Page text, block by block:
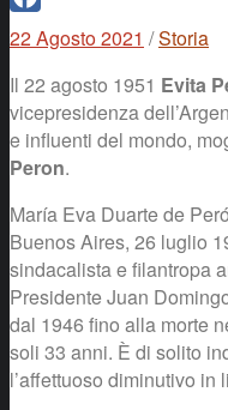
Facebook
22 Agosto 2021 /Storia
Il 22 agosto 1951 Evita
vicepresidenza
e influenti del mondo,
Peron.
María Eva Duarte de
Buenos Aires, 26 luglio
sindacalista e filantropa
Presidente Juan
dal 1946 fino alla morte
soli 33 anni. È di solito
l’affettuoso diminutivo in